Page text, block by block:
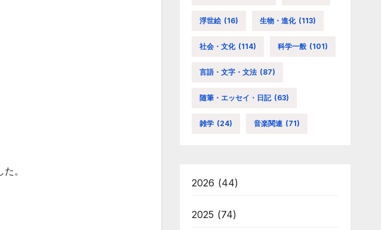
。
浮世絵 (16) 生物・進化 (113)
社会・文化 (114) 科学一般 (101)
言語・文字・文法 (87)
随筆・エッセイ・日記 (63)
雑学 (24) 音楽関連 (71)
2026 (44)
2025 (74)